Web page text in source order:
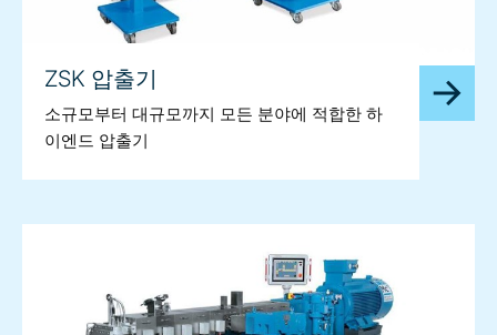
ZSK 압출기
소규모부터 대규모까지 모든 분야에 적합한 하
이엔드 압출기